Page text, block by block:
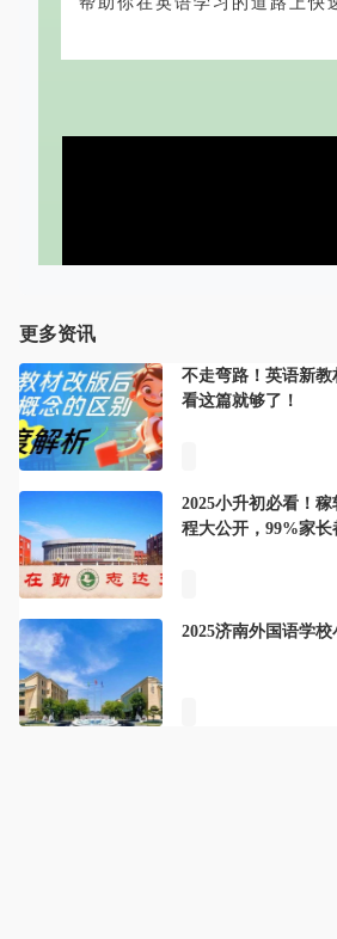
更多资讯
不走弯路！英语新教
看这篇就够了！
2025小升初必看！
程大公开，99%家长
2025济南外国语学